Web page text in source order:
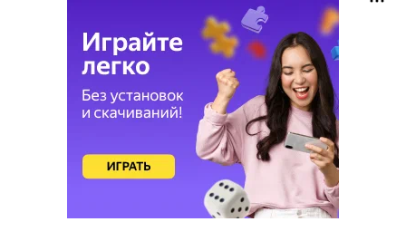
#счастьеесть #зима #снеговик #февраль
Публикация отNatalia Lepekhina (Korotkova)
(@lepekhina_natalia)Фев 4, 2018 at 6:21 PST